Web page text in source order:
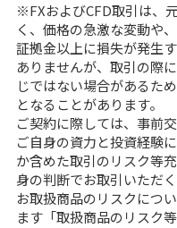
※FXおよびCFD取引は、
く、価格の急激な変動や
証拠金以上に損失が発生
ありませんが、取引の際
じではない場合があるた
となることがあります。
ご契約に際しては、事前
ご自身の資力と投資経験
か含めた取引のリスク等
身の判断でお取引いただ
お取扱商品のリスクにつ
ます「取扱商品のリスク等